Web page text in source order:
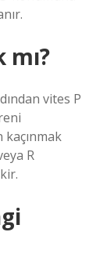
vites P
kaçınmak
R